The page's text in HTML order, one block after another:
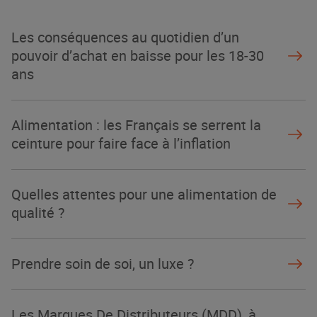
NOTRE MODÈLE
Les conséquences au quotidien d’un
pouvoir d’achat en baisse pour les 18-30
ans
Alimentation : les Français se serrent la
ceinture pour faire face à l’inflation
Quelles attentes pour une alimentation de
qualité ?
Prendre soin de soi, un luxe ?